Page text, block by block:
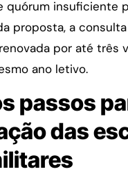
quórum insuficiente
proposta, a
por até três
ano letivo.
passos
das